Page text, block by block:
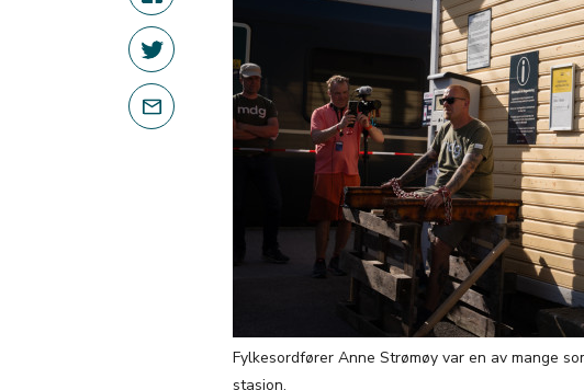
Fylkesordfører Anne Strømøy var en av mange
stasjon.